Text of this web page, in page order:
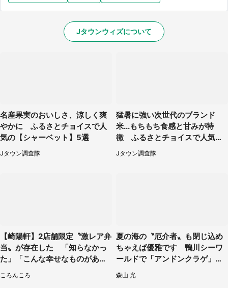
Jタウンウィズについて
名産果実のおいしさ、涼しく爽
やかに ふるさとチョイスで人
気の【シャーベット】5選
Jタウン調査隊
猛暑に強い次世代のブランド
米...もちもち食感と甘みが特
徴 ふるさとチョイスで人気の
【にこまる】5選
Jタウン調査隊
【崎陽軒】2店舗限定〝激レア弁
当〟が存在した 「知らなかっ
た」「こんな幸せなものがあっ
ころんころ
夏の海の〝厄介者〟も閉じ込め
ちゃえば優雅です 鴨川シーワ
ールドで「アンドンクラゲ」期
間限定展示【7／29～】
森山 光